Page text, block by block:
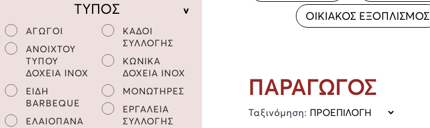
ΤΥΠΟΣ
ΑΓΩΓΟΙ
ΑΝΟΙΧΤΟΥ
ΤΥΠΟΥ
ΔΟΧΕΙΑ INOX
ΕΙΔΗ
BARBEQUE
ΕΛΑΙΟΠΑΝΑ
ΚΑΔΟΙ
ΣΥΛΛΟΓΗΣ
ΚΩΝΙΚΑ
ΔΟΧΕΙΑ INOX
ΜΟΝΩΤΗΡΕΣ
ΕΡΓΑΛΕΙΑ
ΣΥΛΛΟΓΗΣ
ΟΙΚΙΑΚΟΣ ΕΞΟΠΛΙΣΜΟΣ
ΠΑΡΑΓΩΓΟΣ
Ταξινόμηση: